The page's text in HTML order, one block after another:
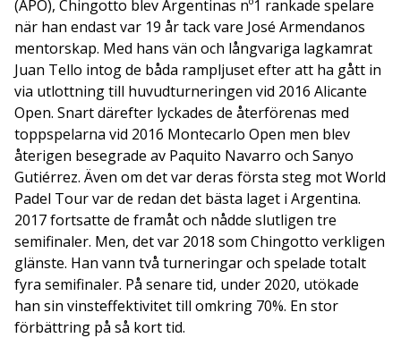
(APO), Chingotto blev Argentinas nº1 rankade spelare
när han endast var 19 år tack vare José Armendanos
mentorskap. Med hans vän och långvariga lagkamrat
Juan Tello intog de båda rampljuset efter att ha gått in
via utlottning till huvudturneringen vid 2016 Alicante
Open. Snart därefter lyckades de återförenas med
toppspelarna vid 2016 Montecarlo Open men blev
återigen besegrade av Paquito Navarro och Sanyo
Gutiérrez. Även om det var deras första steg mot World
Padel Tour var de redan det bästa laget i Argentina.
2017 fortsatte de framåt och nådde slutligen tre
semifinaler. Men, det var 2018 som Chingotto verkligen
glänste. Han vann två turneringar och spelade totalt
fyra semifinaler. På senare tid, under 2020, utökade
han sin vinsteffektivitet till omkring 70%. En stor
förbättring på så kort tid.